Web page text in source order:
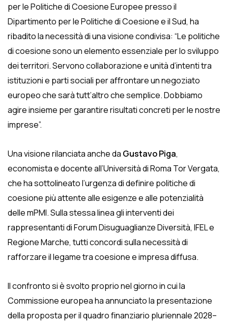
per le Politiche di Coesione Europee presso il
Dipartimento per le Politiche di Coesione e il Sud, ha
ribadito la necessità di una visione condivisa: “Le politiche
di coesione sono un elemento essenziale per lo sviluppo
dei territori. Servono collaborazione e unità d’intenti tra
istituzioni e parti sociali per affrontare un negoziato
europeo che sarà tutt’altro che semplice. Dobbiamo
agire insieme per garantire risultati concreti per le nostre
imprese”.
Una visione rilanciata anche da Gustavo Piga,
economista e docente all’Università di Roma Tor Vergata,
che ha sottolineato l’urgenza di definire politiche di
coesione più attente alle esigenze e alle potenzialità
delle mPMI. Sulla stessa linea gli interventi dei
rappresentanti di Forum Disuguaglianze Diversità, IFEL e
Regione Marche, tutti concordi sulla necessità di
rafforzare il legame tra coesione e impresa diffusa.
Il confronto si è svolto proprio nel giorno in cui la
Commissione europea ha annunciato la presentazione
della proposta per il quadro finanziario pluriennale 2028–